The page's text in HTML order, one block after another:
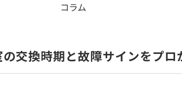
コラム
交換時期と故障サインをプロ